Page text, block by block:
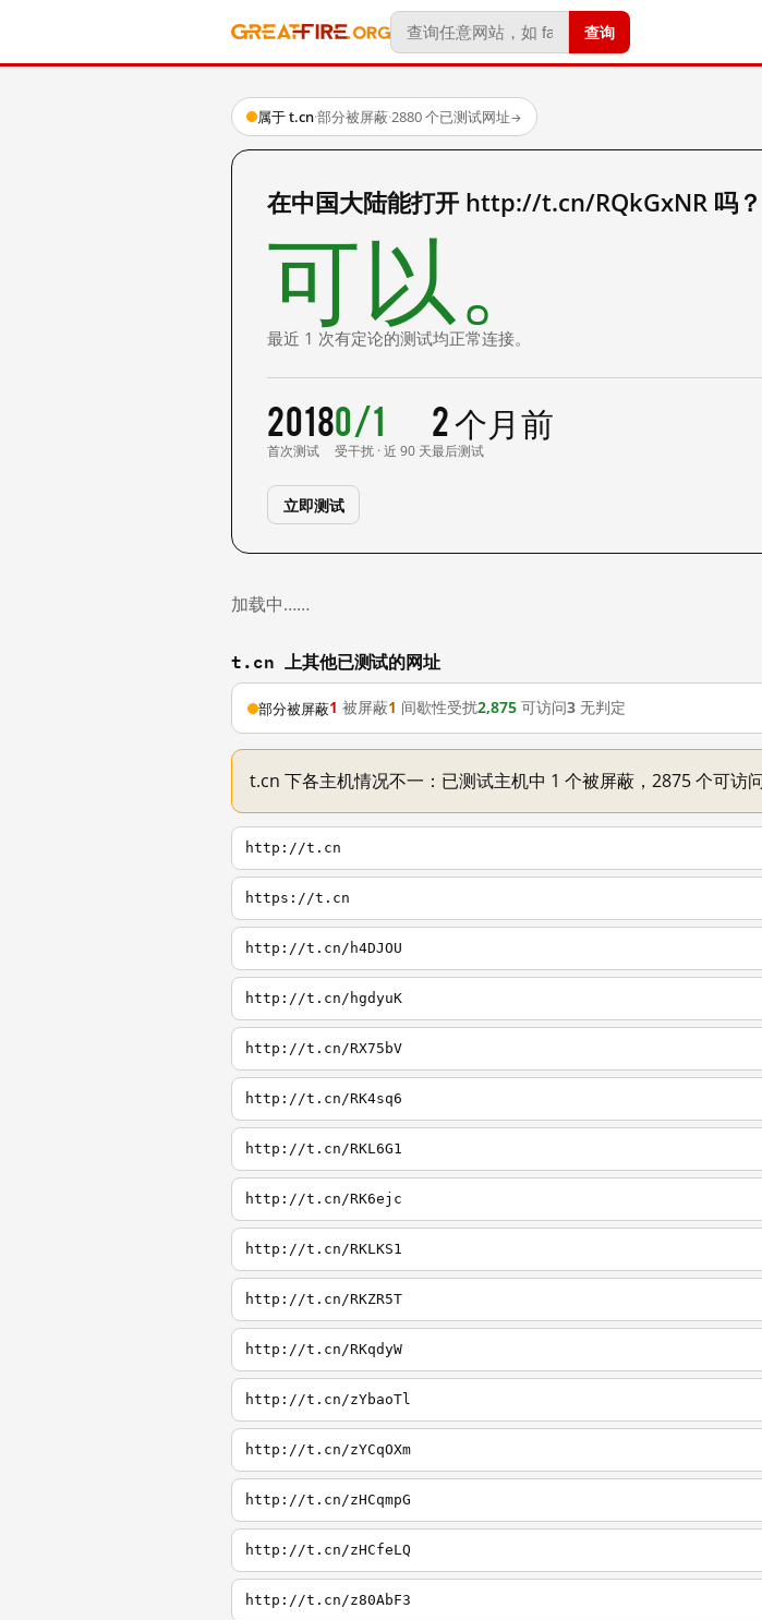
查询
属于 t.cn·部分被屏蔽·2880 个已测试网址→
在中国大陆能打开 http://t.cn/RQkGxNR 吗？
可以。
最近 1 次有定论的测试均正常连接。
2018
首次测试
0/1
受干扰 · 近 90 天
2 个月前
最后测试
立即测试
加载中……
t.cn 上其他已测试的网址
部分被屏蔽1 被屏蔽1 间歇性受扰2,875 可访问3 无判定
t.cn 下各主机情况不一：已测试主机中 1 个被屏蔽，2875 个可访问
http://t.cn
https://t.cn
http://t.cn/h4DJOU
http://t.cn/hgdyuK
http://t.cn/RX75bV
http://t.cn/RK4sq6
http://t.cn/RKL6G1
http://t.cn/RK6ejc
http://t.cn/RKLKS1
http://t.cn/RKZR5T
http://t.cn/RKqdyW
http://t.cn/zYbaoTl
http://t.cn/zYCqOXm
http://t.cn/zHCqmpG
http://t.cn/zHCfeLQ
http://t.cn/z80AbF3